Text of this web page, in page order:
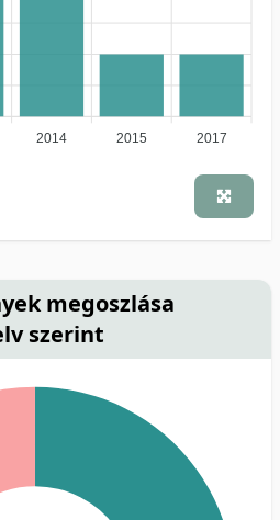
2014 2015 2017
megoszlása
szerint